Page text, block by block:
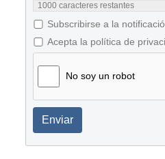
1000 caracteres restantes
Subscribirse a la
Acepta la política de
No soy un robot
Enviar